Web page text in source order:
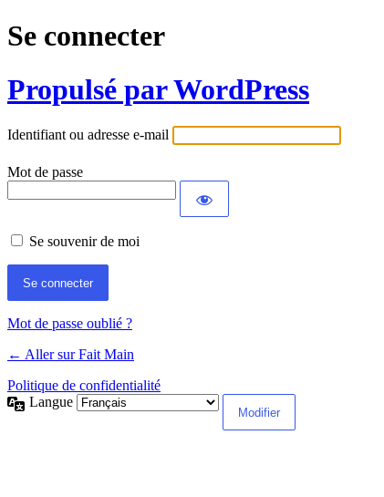
Se connecter
Propulsé par WordPress
Identifiant ou adresse e-mail
Mot de passe
Se souvenir de moi
Mot de passe oublié ?
← Aller sur Fait Main
Politique de confidentialité
Langue